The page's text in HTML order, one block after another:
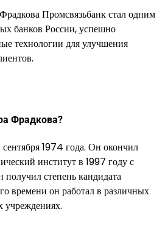
Промсвязьбанк стал одним
банков России, успешно
технологии для улучшения
Фрадкова?
1974 года. Он окончил
институт в 1997 году с
степень кандидата
времени он работал в различных
учреждениях.